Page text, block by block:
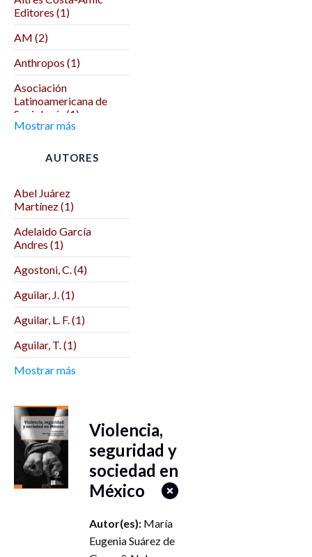
Editores (1)
AM (2)
Anthropos (1)
Asociación
Latinoamericana de
Sociología (1)
de Ciencias Políticas (1)
Benemérita Universidad
Autónoma de Puebla (2)
Benemérita y
Centenaria Escuela
Normal del Estado (1)
Biblos (1)
Bonilla Artigas
Editores (2)
BUAP (1)
Centre de Recherches
Interdisciplinaires sur
les Mondes Ibériques
Contemporains (1)
Centro de Investigación
y Docencia
Interdisciplinarias en
Mostrar más
AUTORES
Abel Juárez
Martínez (1)
Adelaido García
Andres (1)
Agostoni, C. (4)
Aguilar, J. (1)
Aguilar, L. F. (1)
Aguilar, T. (1)
Aguilera, M. (1)
Agustín Herrera
Reyes (1)
Aikin Araluce, O. (1)
Alain Basail
Alarcón Menchaca,
Mostrar más
Violencia,
seguridad y
sociedad en
México
Autor(es): María
Eugenia Suárez de